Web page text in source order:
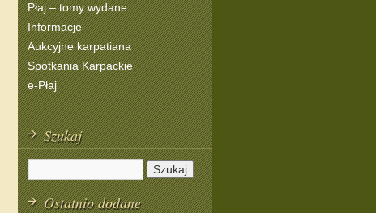
Płaj – tomy wydane
Informacje
Aukcyjne karpatiana
Spotkania Karpackie
e-Płaj
Szukaj
Ostatnio dodane